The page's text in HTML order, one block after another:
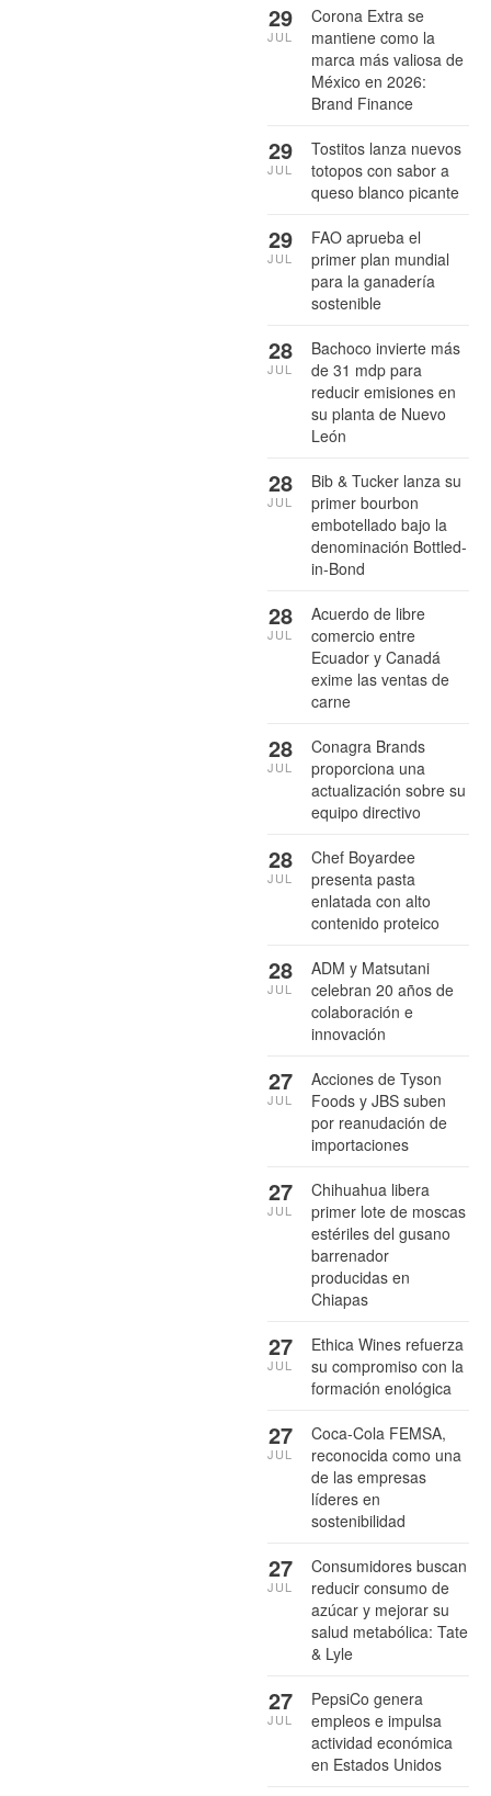
Corona Extra se
mantiene como la
marca más valiosa de
México en 2026:
Brand Finance
29
JUL
Tostitos lanza nuevos
totopos con sabor a
queso blanco picante
29
JUL
FAO aprueba el
primer plan mundial
para la ganadería
sostenible
29
JUL
Bachoco invierte más
de 31 mdp para
reducir emisiones en
su planta de Nuevo
León
28
JUL
Bib & Tucker lanza su
primer bourbon
embotellado bajo la
denominación Bottled-
in-Bond
28
JUL
Acuerdo de libre
comercio entre
Ecuador y Canadá
exime las ventas de
carne
28
JUL
Conagra Brands
proporciona una
actualización sobre su
equipo directivo
28
JUL
Chef Boyardee
presenta pasta
enlatada con alto
contenido proteico
28
JUL
ADM y Matsutani
celebran 20 años de
colaboración e
innovación
28
JUL
Acciones de Tyson
Foods y JBS suben
por reanudación de
importaciones
27
JUL
Chihuahua libera
primer lote de moscas
estériles del gusano
barrenador
producidas en
Chiapas
27
JUL
Ethica Wines refuerza
su compromiso con la
formación enológica
27
JUL
Coca-Cola FEMSA,
reconocida como una
de las empresas
líderes en
sostenibilidad
27
JUL
Consumidores buscan
reducir consumo de
azúcar y mejorar su
salud metabólica: Tate
& Lyle
27
JUL
PepsiCo genera
empleos e impulsa
actividad económica
en Estados Unidos
27
JUL